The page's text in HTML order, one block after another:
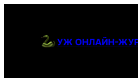
УЖ ОНЛАЙН-